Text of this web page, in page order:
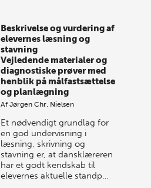
Beskrivelse og vurdering af
elevernes læsning og
stavning
Vejledende materialer og
diagnostiske prøver med
henblik på målfastsættelse
og planlægning
AfJørgen Chr. Nielsen
Et nødvendigt grundlag for
en god undervisning i
læsning, skrivning og
stavning er, at dansklæreren
har et godt kendskab til
elevernes aktuelle standp…